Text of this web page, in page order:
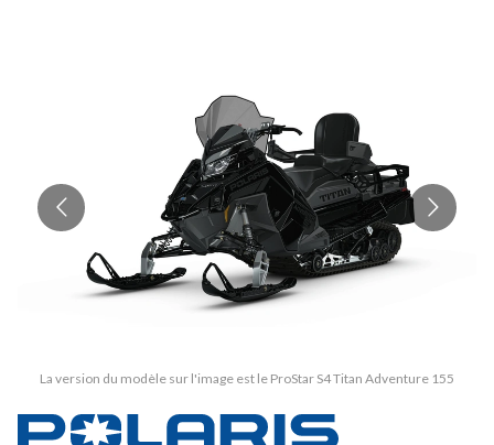
La version du modèle sur l'image est le ProStar S4 Titan Adventure 155